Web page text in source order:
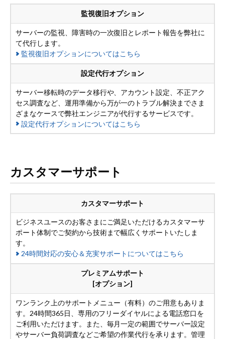
監視復旧オプション
サーバーの監視、障害時の一次復旧とレポート報告を弊社に
て代行します。
監視復旧オプションについてはこちら
設定代行オプション
サーバー移転時のデータ移行や、アカウント設定、不正アク
セス調査など、運用準備から万が一のトラブル解決までさま
ざまなケースで弊社エンジニアが代行するサービスです。
設定代行オプションについてはこちら
カスタマーサポート
カスタマーサポート
ビジネスユースのお客さまにご満足いただけるカスタマーサ
ポート体制でご契約から技術まで幅広くサポートいたしま
す。
24時間対応の安心＆充実サポートについてはこちら
プレミアムサポート
[オプション]
ワンランク上のサポートメニュー（有料）のご用意もありま
す。24時間365日、専用のフリーダイヤルによる電話窓口を
ご利用いただけます。また、毎月一定の範囲でサーバー設定
やサーバー負荷調査などご希望の作業代行を承ります。管理